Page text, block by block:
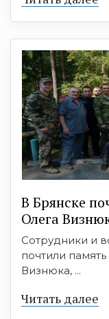
В Брянске
Олега
Сотрудники и
почтили
Визнюка, ...
Читать далее